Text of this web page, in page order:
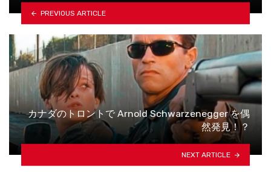
PREVIOUS ARTICLE
カナダのトロントで Arnold Schwarzenegger を偶
然発見！？
NEXT ARTICLE